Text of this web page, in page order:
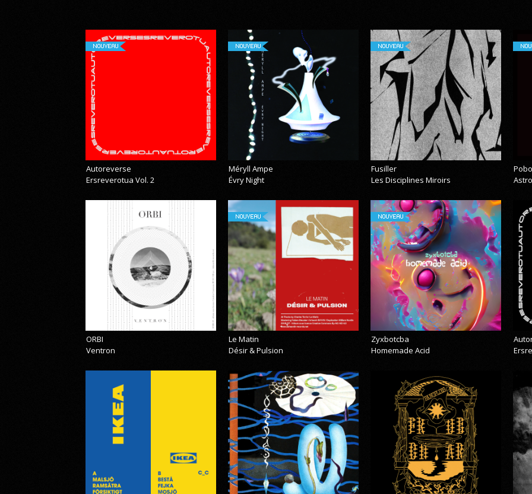
NOUVEAU
Autoreverse
Ersreverotua Vol. 2
NOUVEAU
Méryll Ampe
Évry Night
NOUVEAU
Fusiller
Les Disciplines Miroirs
ORBI
Ventron
NOUVEAU
Le Matin
Désir & Pulsion
NOUVEAU
Zyxbotcba
Homemade Acid